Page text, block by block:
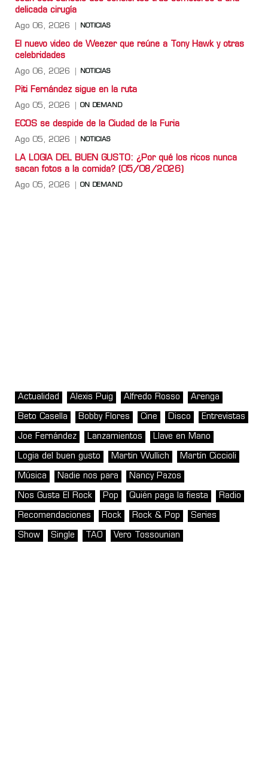
delicada cirugía
Ago 06, 2026 NOTICIAS
El nuevo video de Weezer que reúne a Tony Hawk y otras
celebridades
Ago 06, 2026 NOTICIAS
Piti Fernández sigue en la ruta
Ago 05, 2026 ON DEMAND
ECOS se despide de la Ciudad de la Furia
Ago 05, 2026 NOTICIAS
LA LOGIA DEL BUEN GUSTO: ¿Por qué los ricos nunca
sacan fotos a la comida? (05/08/2026)
Ago 05, 2026 ON DEMAND
Actualidad Alexis Puig Alfredo Rosso Arenga
Beto Casella Bobby Flores Cine Disco Entrevistas
Joe Fernández Lanzamientos Llave en Mano
Logia del buen gusto Martin Wullich Martín Ciccioli
Música Nadie nos para Nancy Pazos
Nos Gusta El Rock Pop Quién paga la fiesta Radio
Recomendaciones Rock Rock & Pop Series
Show Single TAO Vero Tossounian